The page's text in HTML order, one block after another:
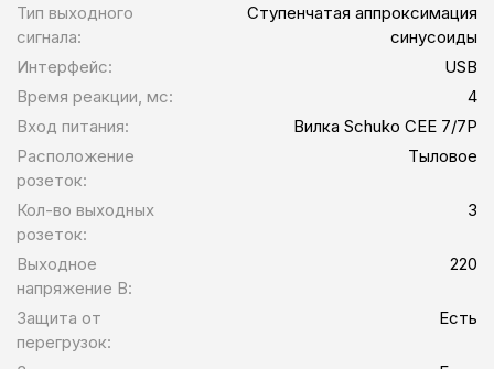
Тип выходного
сигнала:
Ступенчатая аппроксимация
синусоиды
Интерфейс:
USB
Время реакции, мс:
4
Вход питания:
Вилка Schuko CEE 7/7P
Расположение
розеток:
Тыловое
Кол-во выходных
розеток:
3
Выходное
напряжение В:
220
Защита от
перегрузок:
Есть